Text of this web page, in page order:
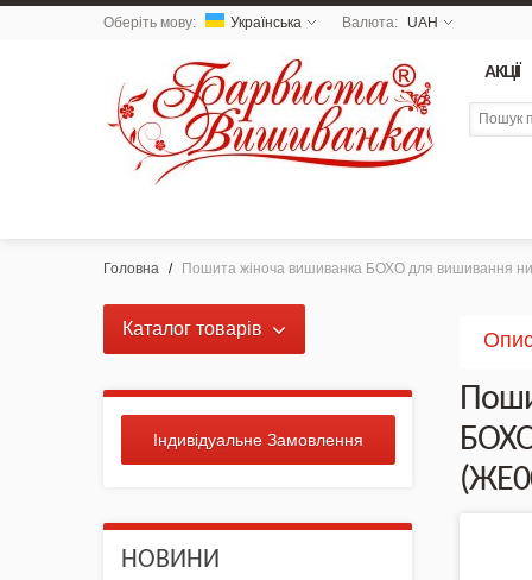
Оберіть мову: Українська Валюта: UAH
АКЦІЇ
Головна / Пошита жіноча вишиванка БОХО для вишивання
Каталог товарів
«Українські Натюрморти» /
Схеми для вишивки
NEW - Колекція «Шедеври
української культури» / Схеми
для вишивки
Індивідуальне Замовлення
НОВИНИ